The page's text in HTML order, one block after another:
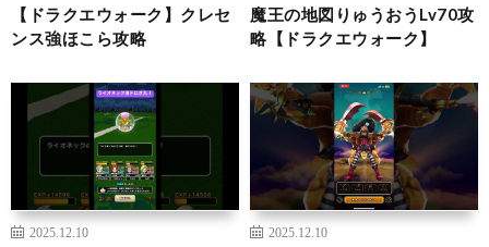
【ドラクエウォーク】クレセ
ンス強ほこら攻略
魔王の地図りゅうおうLv70攻
略【ドラクエウォーク】
2025.12.10 2025.12.10